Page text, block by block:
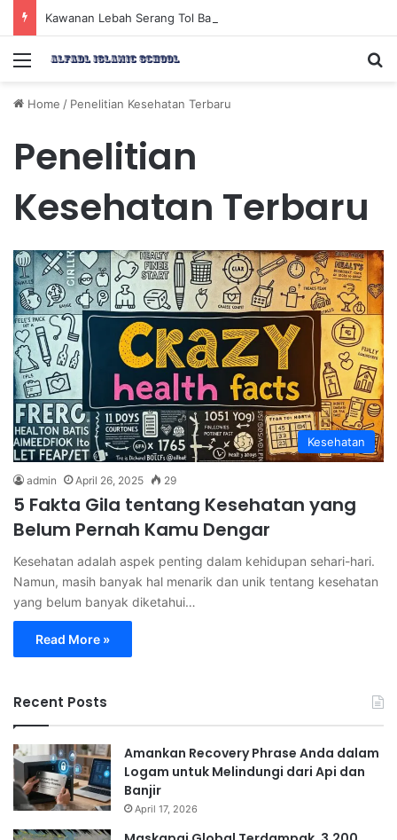
Menu
Home / Penelitian Kesehatan Terbaru
Penelitian
Kesehatan Terbaru
Kesehatan
admin April 26, 2025 29
5 Fakta Gila tentang Kesehatan yang
Belum Pernah Kamu Dengar
Kesehatan adalah aspek penting dalam kehidupan sehari-hari.
Namun, masih banyak hal menarik dan unik tentang kesehatan
yang belum banyak diketahui…
Read More »
Recent Posts
Amankan Recovery Phrase Anda dalam
Logam untuk Melindungi dari Api dan
Banjir
April 17, 2026